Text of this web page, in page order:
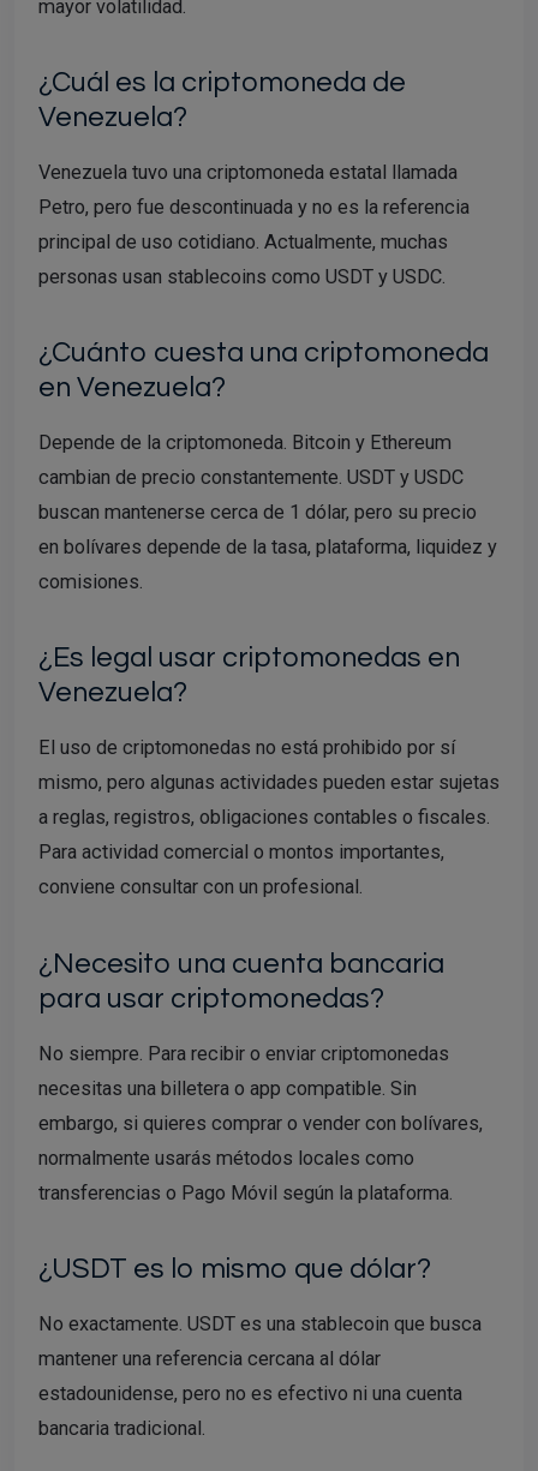
mayor volatilidad.
¿Cuál es la criptomoneda de
Venezuela?
Venezuela tuvo una criptomoneda estatal llamada
Petro, pero fue descontinuada y no es la referencia
principal de uso cotidiano. Actualmente, muchas
personas usan stablecoins como USDT y USDC.
¿Cuánto cuesta una criptomoneda
en Venezuela?
Depende de la criptomoneda. Bitcoin y Ethereum
cambian de precio constantemente. USDT y USDC
buscan mantenerse cerca de 1 dólar, pero su precio
en bolívares depende de la tasa, plataforma, liquidez y
comisiones.
¿Es legal usar criptomonedas en
Venezuela?
El uso de criptomonedas no está prohibido por sí
mismo, pero algunas actividades pueden estar sujetas
a reglas, registros, obligaciones contables o fiscales.
Para actividad comercial o montos importantes,
conviene consultar con un profesional.
¿Necesito una cuenta bancaria
para usar criptomonedas?
No siempre. Para recibir o enviar criptomonedas
necesitas una billetera o app compatible. Sin
embargo, si quieres comprar o vender con bolívares,
normalmente usarás métodos locales como
transferencias o Pago Móvil según la plataforma.
¿USDT es lo mismo que dólar?
No exactamente. USDT es una stablecoin que busca
mantener una referencia cercana al dólar
estadounidense, pero no es efectivo ni una cuenta
bancaria tradicional.